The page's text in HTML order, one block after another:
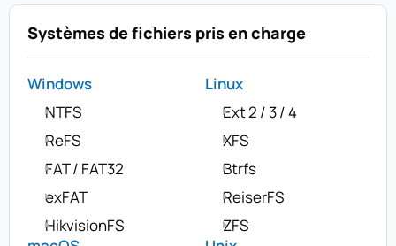
Systèmes de fichiers pris en charge
Windows
NTFS
ReFS
FAT / FAT32
exFAT
HikvisionFS
Linux
Ext 2 / 3 / 4
XFS
Btrfs
ReiserFS
ZFS